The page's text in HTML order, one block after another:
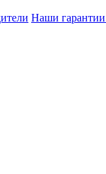
Наши гарантии